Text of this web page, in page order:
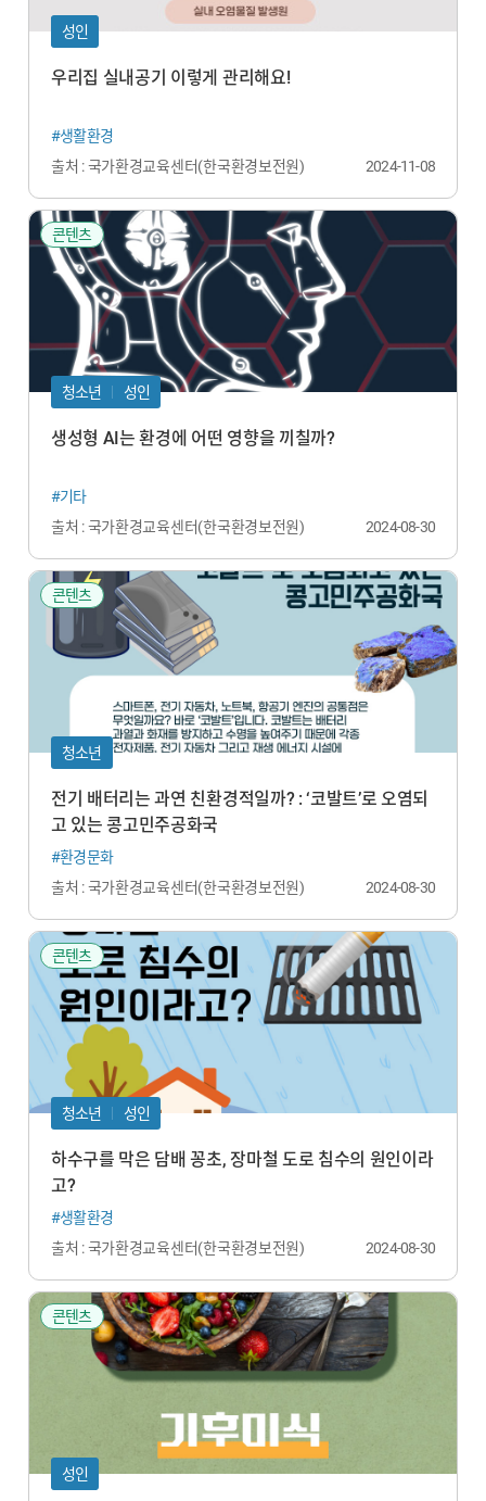
성인
우리집 실내공기 이렇게 관리해요!
#생활환경
출처 : 국가환경교육센터(한국환경보전원)
2024-11-08
콘텐츠
청소년 성인
생성형 AI는 환경에 어떤 영향을 끼칠까?
#기타
출처 : 국가환경교육센터(한국환경보전원)
2024-08-30
콘텐츠
청소년
전기 배터리는 과연 친환경적일까? : ‘코발트’로 오염되
고 있는 콩고민주공화국
#환경문화
출처 : 국가환경교육센터(한국환경보전원)
2024-08-30
콘텐츠
청소년 성인
하수구를 막은 담배 꽁초, 장마철 도로 침수의 원인이라
고?
#생활환경
출처 : 국가환경교육센터(한국환경보전원)
2024-08-30
콘텐츠
성인